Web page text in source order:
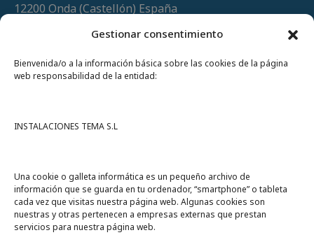
Gestionar consentimiento
Bienvenida/o a la información básica sobre las cookies de la página
web responsabilidad de la entidad:
INSTALACIONES TEMA S.L
Una cookie o galleta informática es un pequeño archivo de
información que se guarda en tu ordenador, “smartphone” o tableta
cada vez que visitas nuestra página web. Algunas cookies son
nuestras y otras pertenecen a empresas externas que prestan
servicios para nuestra página web.
12200 Onda (Castellón) España
(+34) 964 60 34 34
Urgencias y whatsapp649 406 493